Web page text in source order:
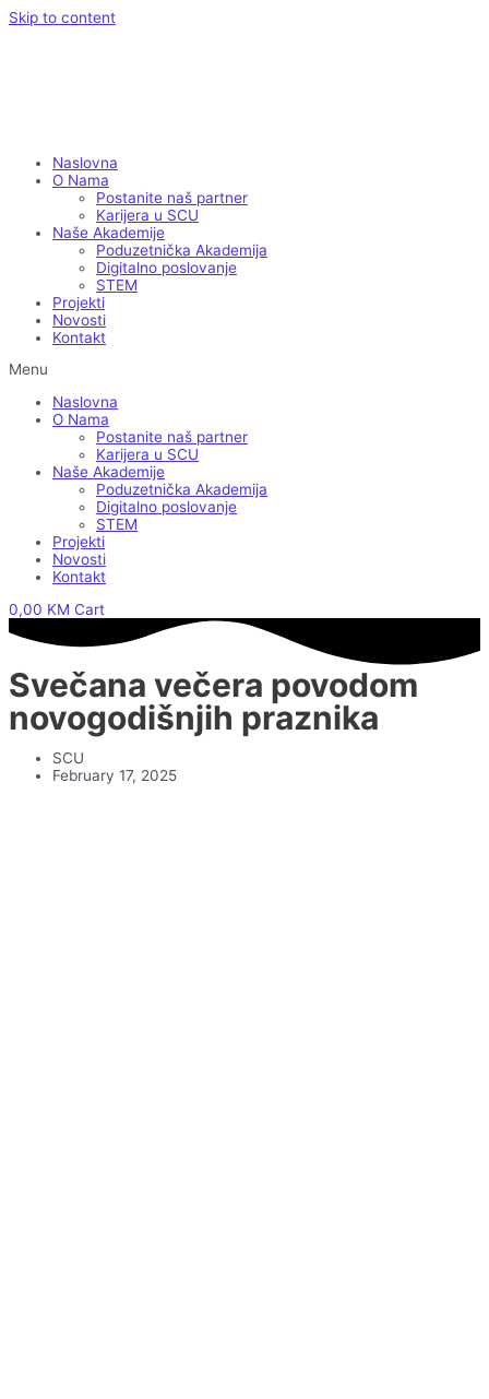
Skip to content
Naslovna
O Nama
Postanite naš partner
Karijera u SCU
Naše Akademije
Poduzetnička Akademija
Digitalno poslovanje
STEM
Projekti
Novosti
Kontakt
Menu
Naslovna
O Nama
Postanite naš partner
Karijera u SCU
Naše Akademije
Poduzetnička Akademija
Digitalno poslovanje
STEM
Projekti
Novosti
Kontakt
0,00 KM Cart
Svečana večera povodom
novogodišnjih praznika
SCU
February 17, 2025